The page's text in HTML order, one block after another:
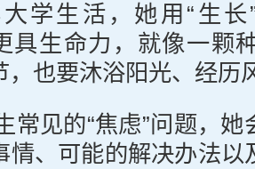
学生活，她用“生长
具生命力，就像一颗
，也要沐浴阳光、经历
常见的“焦虑”问题，
情、可能的解决办法以